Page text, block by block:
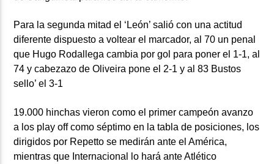
Para la segunda mitad el ‘León’ salió con una actitud
diferente dispuesto a voltear el marcador, al 70 un penal
que Hugo Rodallega cambia por gol para poner el 1-1, al
74 y cabezazo de Oliveira pone el 2-1 y al 83 Bustos
sello’ el 3-1
19.000 hinchas vieron como el primer campeón avanzo
a los play off como séptimo en la tabla de posiciones, los
dirigidos por Repetto se medirán ante el América,
mientras que Internacional lo hará ante Atlético